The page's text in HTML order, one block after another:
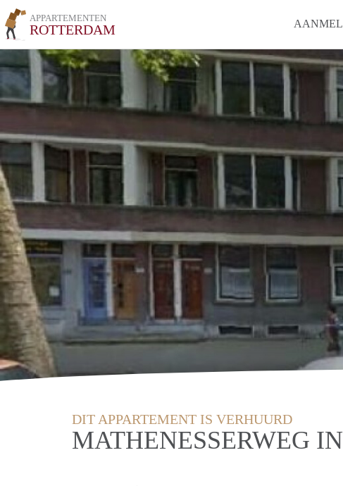
APPARTEMENTEN
ROTTERDAM
DIT APPARTEMENT IS VERHUURD
MATHENESSERWEG